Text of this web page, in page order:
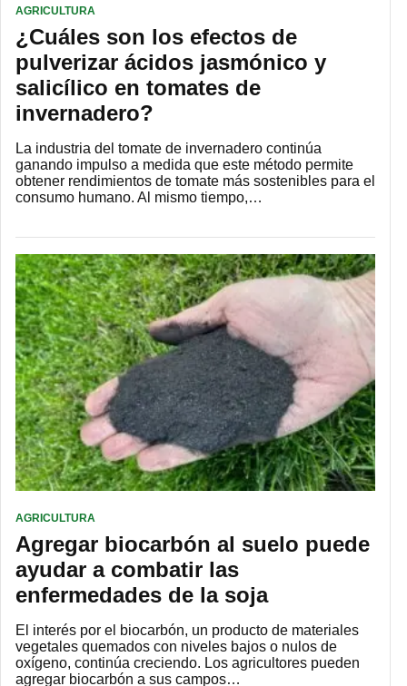
AGRICULTURA
¿Cuáles son los efectos de
pulverizar ácidos jasmónico y
salicílico en tomates de
invernadero?
La industria del tomate de invernadero continúa
ganando impulso a medida que este método permite
obtener rendimientos de tomate más sostenibles para el
consumo humano. Al mismo tiempo,…
AGRICULTURA
Agregar biocarbón al suelo puede
ayudar a combatir las
enfermedades de la soja
El interés por el biocarbón, un producto de materiales
vegetales quemados con niveles bajos o nulos de
oxígeno, continúa creciendo. Los agricultores pueden
agregar biocarbón a sus campos…